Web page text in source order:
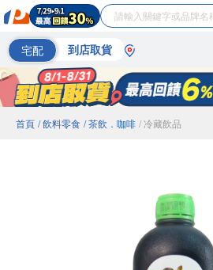
宅配 到店取貨
首頁 / 飲料零食 / 茶飲．咖啡 / 冷藏飲品